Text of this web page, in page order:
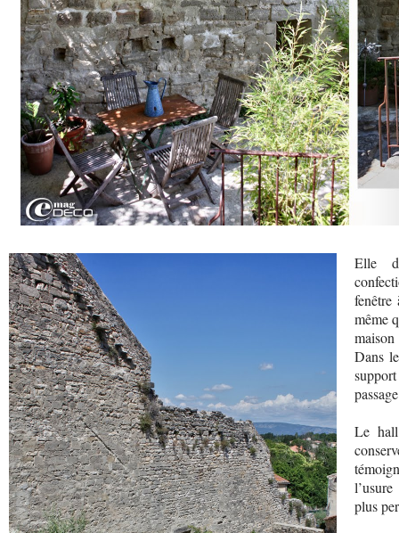
Elle
fenêtre
même
Dans
Le
plus